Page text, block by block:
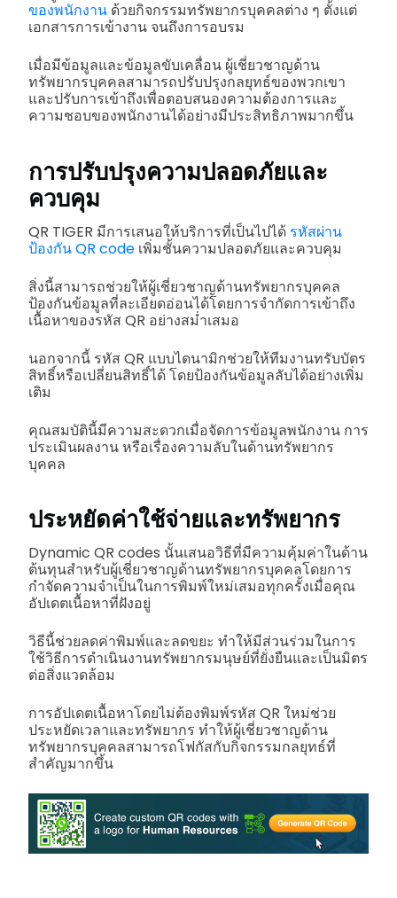
ของพนักงาน ด้วยกิจกรรมทรัพยากรบุคคลต่าง ๆ ตั้งแต่
เอกสารการเข้างาน จนถึงการอบรม
เมื่อมีข้อมูลและข้อมูลขับเคลื่อน ผู้เชี่ยวชาญด้าน
ทรัพยากรบุคคลสามารถปรับปรุงกลยุทธ์ของพวกเขา
และปรับการเข้าถึงเพื่อตอบสนองความต้องการและ
ความชอบของพนักงานได้อย่างมีประสิทธิภาพมากขึ้น
การปรับปรุงความปลอดภัยและ
ควบคุม
QR TIGER มีการเสนอให้บริการที่เป็นไปได้ รหัสผ่าน
ป้องกัน QR code เพิ่มชั้นความปลอดภัยและควบคุม
สิ่งนี้สามารถช่วยให้ผู้เชี่ยวชาญด้านทรัพยากรบุคคล
ป้องกันข้อมูลที่ละเอียดอ่อนได้โดยการจำกัดการเข้าถึง
เนื้อหาของรหัส QR อย่างสม่ำเสมอ
นอกจากนี้ รหัส QR แบบไดนามิกช่วยให้ทีมงานทรับบัตร
สิทธิ์หรือเปลี่ยนสิทธิ์ได้ โดยป้องกันข้อมูลลับได้อย่างเพิ่ม
เติม
คุณสมบัตินี้มีความสะดวกเมื่อจัดการข้อมูลพนักงาน การ
ประเมินผลงาน หรือเรื่องความลับในด้านทรัพยากร
บุคคล
ประหยัดค่าใช้จ่ายและทรัพยากร
Dynamic QR codes นั้นเสนอวิธีที่มีความคุ้มค่าในด้าน
ต้นทุนสำหรับผู้เชี่ยวชาญด้านทรัพยากรบุคคลโดยการ
กำจัดความจำเป็นในการพิมพ์ใหม่เสมอทุกครั้งเมื่อคุณ
อัปเดตเนื้อหาที่ฝังอยู่
วิธีนี้ช่วยลดค่าพิมพ์และลดขยะ ทำให้มีส่วนร่วมในการ
ใช้วิธีการดำเนินงานทรัพยากรมนุษย์ที่ยั่งยืนและเป็นมิตร
ต่อสิ่งแวดล้อม
การอัปเดตเนื้อหาโดยไม่ต้องพิมพ์รหัส QR ใหม่ช่วย
ประหยัดเวลาและทรัพยากร ทำให้ผู้เชี่ยวชาญด้าน
ทรัพยากรบุคคลสามารถโฟกัสกับกิจกรรมกลยุทธ์ที่
สำคัญมากขึ้น